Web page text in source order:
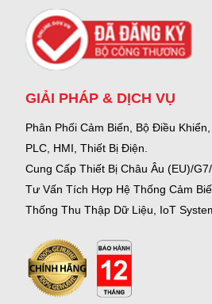
GIẢI PHÁP & DỊCH VỤ
Phân Phối Cảm Biến, Bộ Điều Khiển,
PLC, HMI, Thiết Bị Điện.
Cung Cấp Thiết Bị Châu Âu (EU)/G7/
Tư Vấn Tích Hợp Hệ Thống Cảm
Thống Thu Thập Dữ Liệu, IoT